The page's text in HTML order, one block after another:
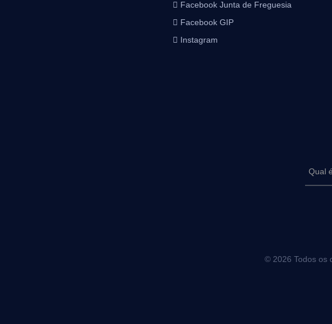
Facebook Junta de Freguesia
Facebook GIP
Instagram
© 2026 Todos os